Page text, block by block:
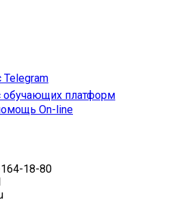
обучающих платформ
On-line
18-80